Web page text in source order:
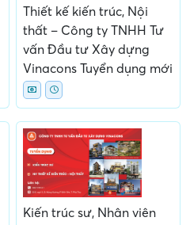
Thiết kế kiến trúc, Nội
thất – Công ty TNHH Tư
vấn Đầu tư Xây dựng
Vinacons Tuyển dụng mới
Kiến trúc sư, Nhân viên